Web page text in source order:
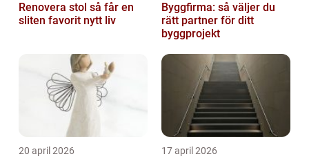
Renovera stol så får en
sliten favorit nytt liv
Byggfirma: så väljer du
rätt partner för ditt
byggprojekt
20 april 2026 17 april 2026